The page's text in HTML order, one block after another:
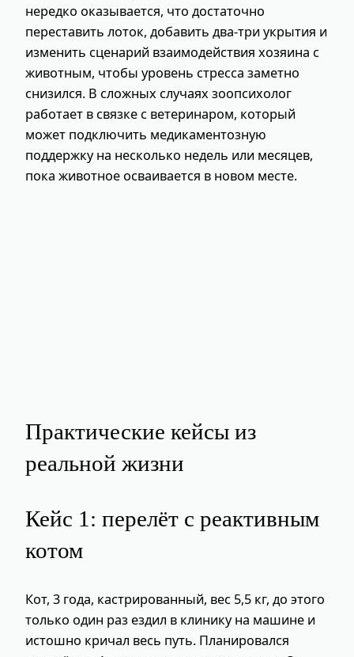
нередко оказывается, что достаточно
переставить лоток, добавить два-три укрытия и
изменить сценарий взаимодействия хозяина с
животным, чтобы уровень стресса заметно
снизился. В сложных случаях зоопсихолог
работает в связке с ветеринаром, который
может подключить медикаментозную
поддержку на несколько недель или месяцев,
пока животное осваивается в новом месте.
Практические кейсы из
реальной жизни
Кейс 1: перелёт с реактивным
котом
Кот, 3 года, кастрированный, вес 5,5 кг, до этого
только один раз ездил в клинику на машине и
истошно кричал весь путь. Планировался